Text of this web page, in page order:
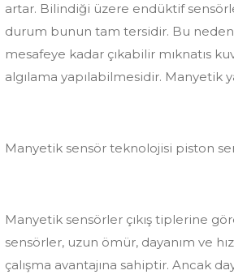
artar. Bilindiği üzere endüktif
durum bunun tam tersidir. Bu
mesafeye kadar çıkabilir mıknatıs
algılama yapılabilmesidir. Manyetik
Manyetik sensör teknolojisi piston
Manyetik sensörler çıkış tiplerine
sensörler, uzun ömür, dayanım ve
çalışma avantajına sahiptir. Ancak